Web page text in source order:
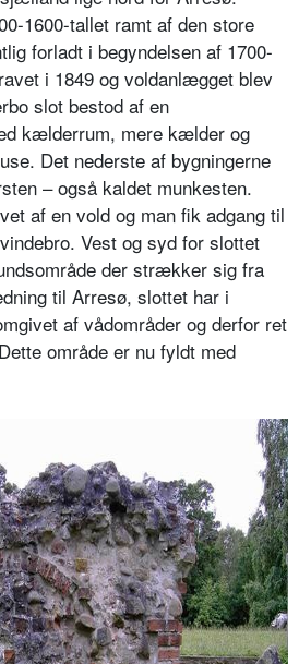
1600-tallet ramt af den store
forladt i begyndelsen af 1700-
i 1849 og voldanlægget blev
slot bestod af en
kælderrum, mere kælder og
Det nederste af bygningerne
– også kaldet munkesten.
af en vold og man fik adgang til
Vest og syd for slottet
der strækker sig fra
til Arresø, slottet har i
af vådområder og derfor ret
område er nu fyldt med